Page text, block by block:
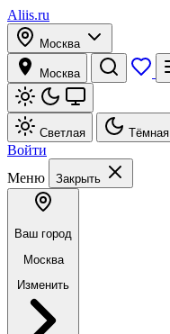
Aliis.ru
Москва
Москва
Светлая Тёмная
Войти
Меню
Закрыть
Ваш город
Москва
Изменить